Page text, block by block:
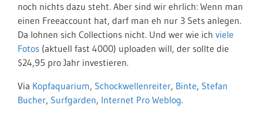
noch nichts dazu steht. Aber sind wir ehrlich: Wenn man
einen Freeaccount hat, darf man eh nur 3 Sets anlegen.
Da lohnen sich Collections nicht. Und wer wie ich viele
Fotos (aktuell fast 4000) uploaden will, der sollte die
$24,95 pro Jahr investieren.
Via Kopfaquarium, Schockwellenreiter, Binte, Stefan
Bucher, Surfgarden, Internet Pro Weblog.